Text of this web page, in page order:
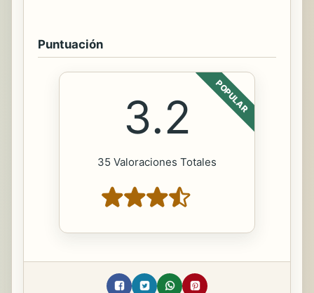
Puntuación
POPULAR
3.2
35 Valoraciones Totales